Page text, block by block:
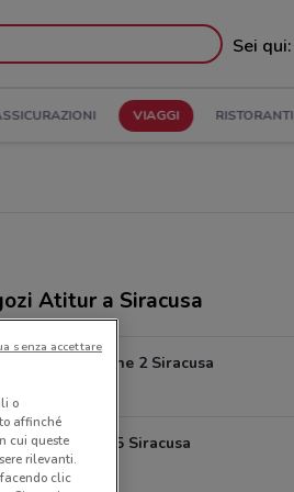
Sei qui:
VIAGGI RISTORANTI
Atitur a Siracusa
Corso Gelone 2 Siracusa
Via Ciane 25 Siracusa
614 m
o
affinché
cui queste
rilevanti.
clic
senza accettare